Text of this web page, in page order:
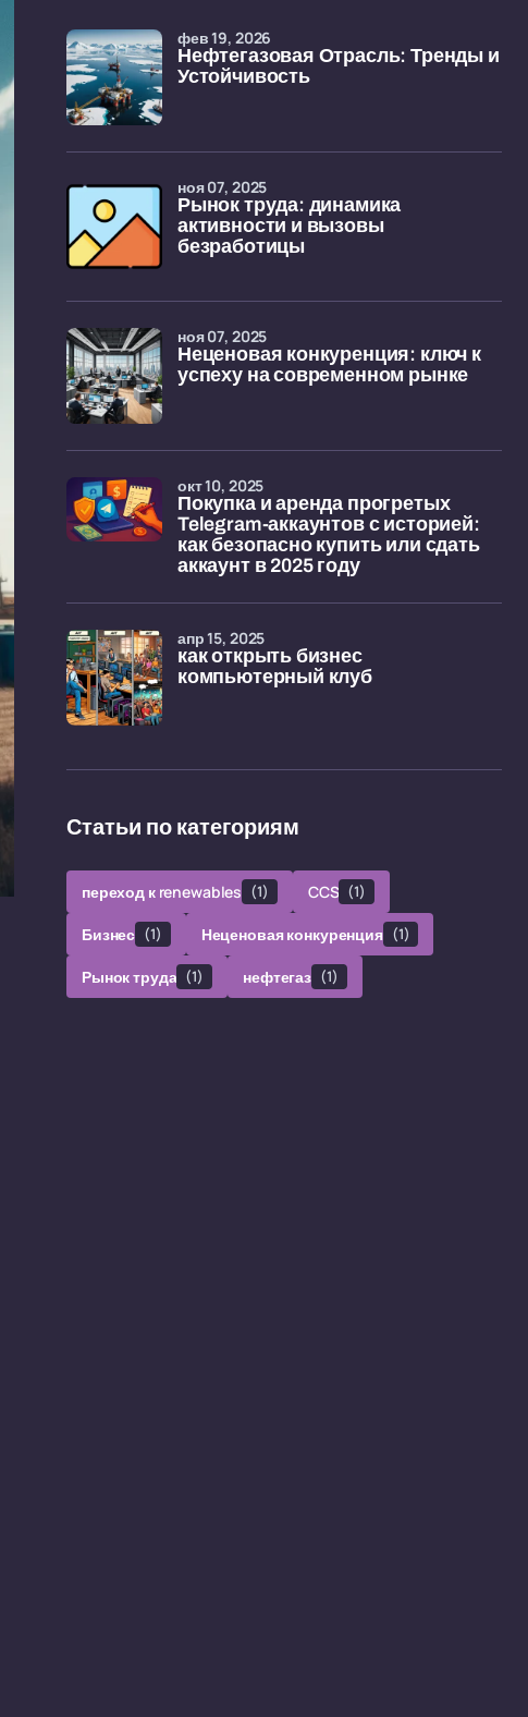
Нефтегазовая Отрасль: Тренды и
Устойчивость
фев 19, 2026
Рынок труда: динамика
активности и вызовы
безработицы
ноя 07, 2025
Неценовая конкуренция: ключ к
успеху на современном рынке
ноя 07, 2025
Покупка и аренда прогретых
Telegram-аккаунтов с историей:
как безопасно купить или сдать
аккаунт в 2025 году
окт 10, 2025
как открыть бизнес
компьютерный клуб
апр 15, 2025
Статьи по категориям
переход к renewables (1) CCS (1)
Бизнес (1) Неценовая конкуренция (1)
Рынок труда (1) нефтегаз (1)